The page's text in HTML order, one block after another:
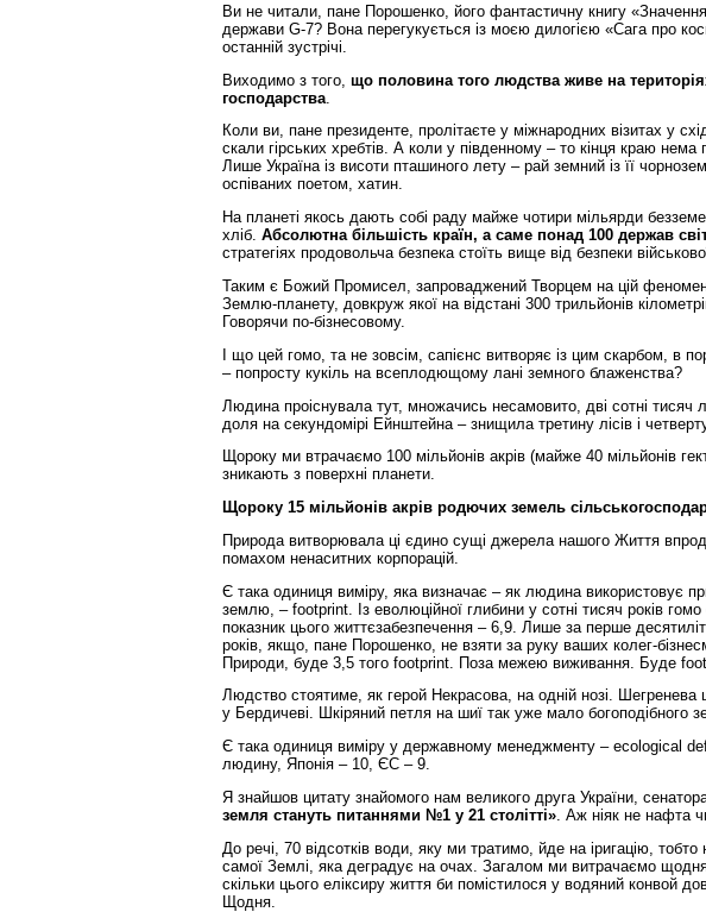
Ви не читали, пане Порошенко, його фантастичну книгу
держави G-7? Вона перегукується із моєю дилогією «Сага про
останній зустрічі.
Виходимо з того, що половина того людства живе на
господарства
Коли ви, пане президенте, пролітаєте у міжнародних візитах у
скали гірських хребтів. А коли у південному – то кінця краю
Лише Україна із висоти пташиного лету – рай земний із її
оспіваних поетом, хатин.
На планеті якось дають собі раду майже чотири мільярди
хліб. Абсолютна більшість країн, а саме понад 100 держав
стратегіях продовольча безпека стоїть вище від безпеки
Таким є Божий Промисел, запроваджений Творцем на цій
Землю-планету, довкруж якої на відстані 300 трильйонів
Говорячи по-бізнесовому.
І що цей гомо, та не зовсім, сапієнс витворяє із цим скарбом, в
– попросту кукіль на всеплодющому лані земного блаженства?
Людина проіснувала тут, множачись несамовито, дві сотні тисяч
доля на секундомірі Ейнштейна – знищила третину лісів і
Щороку ми втрачаємо 100 мільйонів акрів (майже 40 мільйонів
зникають з поверхні планети.
Щороку 15 мільйонів акрів родючих земель
Природа витворювала ці єдино сущі джерела нашого Життя
помахом ненаситних корпорацій.
Є така одиниця виміру, яка визначає – як людина використовує
землю, – footprint. Із еволюційної глибини у сотні тисяч років
показник цього життєзабезпечення – 6,9. Лише за перше
років, якщо, пане Порошенко, не взяти за руку ваших колег-
Природи, буде 3,5 того footprint. Поза межею виживання. Буде
Людство стоятиме, як герой Некрасова, на одній нозі.
у Бердичеві. Шкіряний петля на шиї так уже мало богоподібного
Є така одиниця виміру у державному менеджменту – ecological
людину, Японія – 10, ЄС – 9.
Я знайшов цитату знайомого нам великого друга України,
земля стануть питаннями №1 у 21 столітті». Аж ніяк не нафта
До речі, 70 відсотків води, яку ми тратимо, йде на іригацію,
самої Землі, яка деградує на очах. Загалом ми витрачаємо
скільки цього еліксиру життя би помістилося у водяний конвой
Щодня.